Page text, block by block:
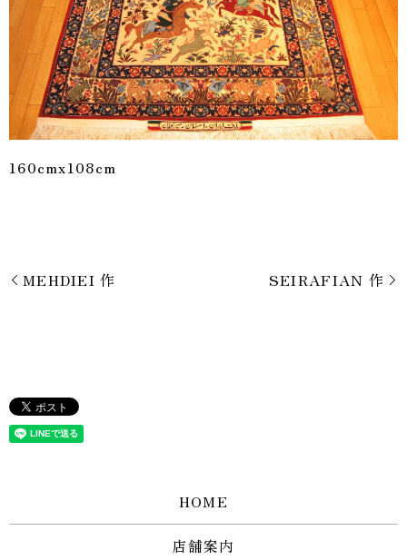
160cmx108cm
MEHDIEI 作 SEIRAFIAN 作
HOME
店舗案内